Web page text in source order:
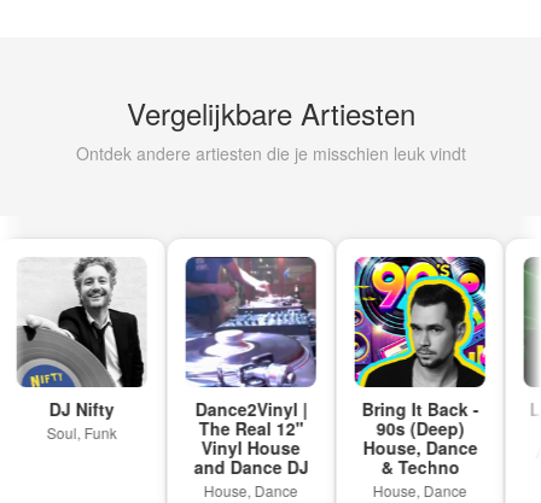
Vergelijkbare Artiesten
Ontdek andere artiesten die je misschien leuk vindt
DJ Nifty
Soul, Funk
Dance2Vinyl |
The Real 12"
Vinyl House
and Dance DJ
House, Dance
Bring It Back -
90s (Deep)
House, Dance
& Techno
House, Dance